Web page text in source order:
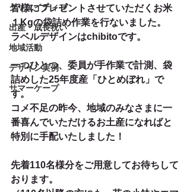
クリエイティブ
出産・成長祝い
地域活動
デザイン実例
サマーケープ
皆様にプレゼントさせていただくお米
１Kgの袋詰め作業を行ないました。
ラベルデザインはchibitoです。
一つひとつ、委員が手作業で計測、袋
詰めした25年度産「ひとめぼれ」で
す。
コメ不足の昨今、地域のみなさまに一
番喜んでいただけるお土産になればと
特別に手配いたしました！
先着110名様分をご用意してお待ちして
おります。